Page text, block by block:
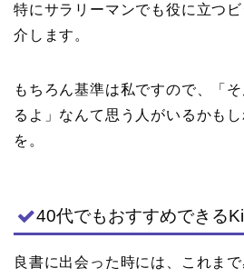
特にサラリーマンでも役に立つ
介します。
もちろん基準は私ですので、「
るよ」なんて思う人がいるかも
を。
40代でもおすすめできる
良書に出会った時には、これま